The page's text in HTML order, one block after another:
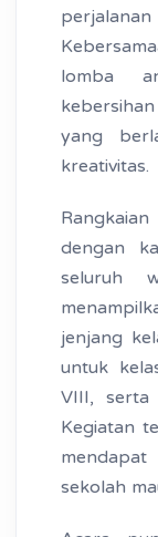
lomba
yang
kreativitas.
dengan
seluruh
jenjang
untuk
VIII, serta
Kegiatan
sekolah